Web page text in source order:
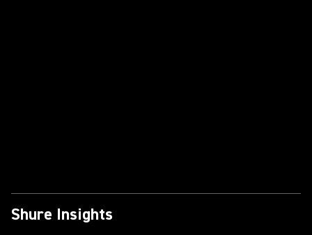
Shure Insights